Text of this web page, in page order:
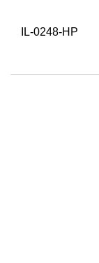
Investor
IL-0248-HP